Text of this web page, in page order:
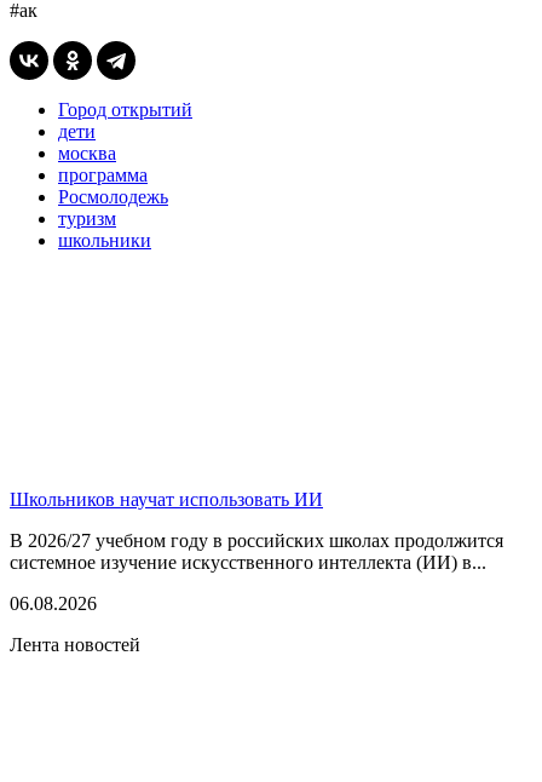
#ак
Город открытий
дети
москва
программа
Росмолодежь
туризм
школьники
Школьников научат использовать ИИ
В 2026/27 учебном году в российских школах продолжится
системное изучение искусственного интеллекта (ИИ) в...
06.08.2026
Лента новостей